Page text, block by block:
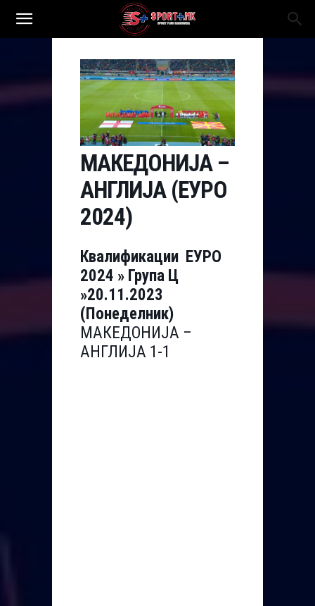
МАКЕДОНИЈА –
АНГЛИЈА (ЕУРО
2024)
Квалификации ЕУРО
2024 » Група Ц
»20.11.2023
(Понеделник)
МАКЕДОНИЈА –
АНГЛИЈА 1-1